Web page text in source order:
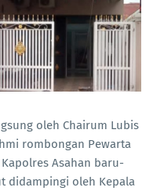
oleh Chairum Lubis
rombongan Pewarta
Asahan baru-
didampingi oleh Kepala